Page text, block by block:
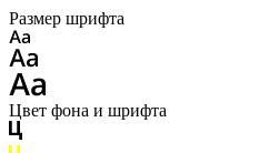
Размер шрифта
Цвет фона и шрифта